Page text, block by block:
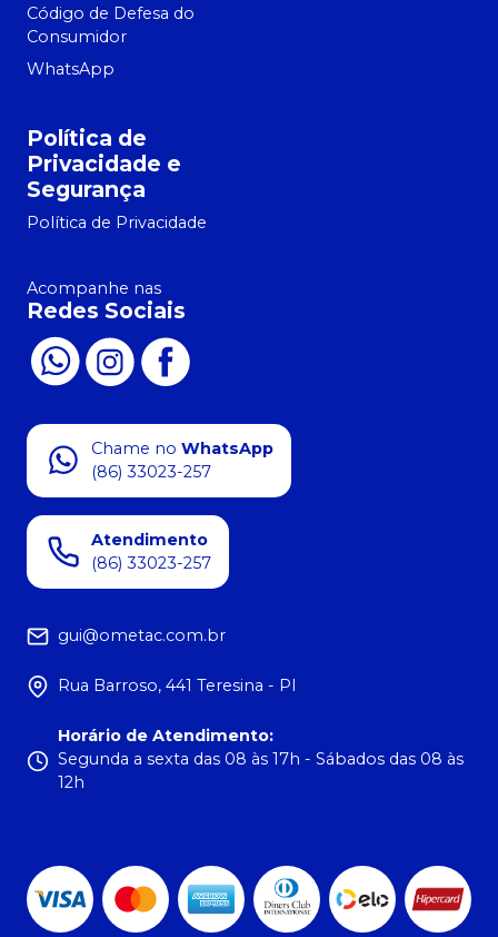
Código de Defesa do
Consumidor
WhatsApp
Política de
Privacidade e
Segurança
Política de Privacidade
Acompanhe nas
Redes Sociais
Chame no WhatsApp
(86) 33023-257
Atendimento
(86) 33023-257
gui@ometac.com.br
Rua Barroso, 441 Teresina - PI
Horário de Atendimento:
Segunda a sexta das 08 às 17h - Sábados das 08 às
12h